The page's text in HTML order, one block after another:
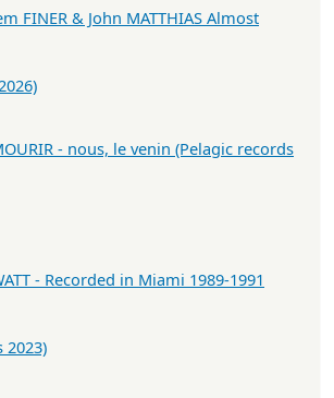
FINER & John MATTHIAS Almost
- nous, le venin (Pelagic records
- Recorded in Miami 1989-1991
2023)